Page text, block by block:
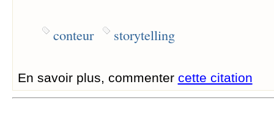
conteur storytelling
En savoir plus, commenter cette citation